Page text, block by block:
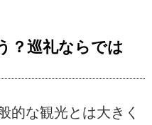
？巡礼ならでは
的な観光とは大きく